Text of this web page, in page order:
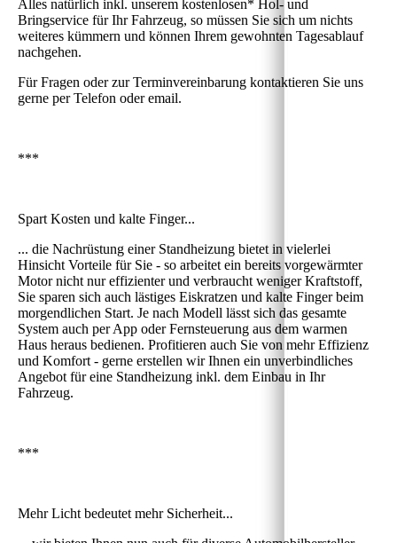
Alles natürlich inkl. unserem kostenlosen* Hol- und
Bringservice für Ihr Fahrzeug, so müssen Sie sich um nichts
weiteres kümmern und können Ihrem gewohnten Tagesablauf
nachgehen.
Für Fragen oder zur Terminvereinbarung kontaktieren Sie uns
gerne per Telefon oder email.
***
Spart Kosten und kalte Finger...
... die Nachrüstung einer Standheizung bietet in vielerlei
Hinsicht Vorteile für Sie - so arbeitet ein bereits vorgewärmter
Motor nicht nur effizienter und verbraucht weniger Kraftstoff,
Sie sparen sich auch lästiges Eiskratzen und kalte Finger beim
morgendlichen Start. Je nach Modell lässt sich das gesamte
System auch per App oder Fernsteuerung aus dem warmen
Haus heraus bedienen. Profitieren auch Sie von mehr Effizienz
und Komfort - gerne erstellen wir Ihnen ein unverbindliches
Angebot für eine Standheizung inkl. dem Einbau in Ihr
Fahrzeug.
***
Mehr Licht bedeutet mehr Sicherheit...